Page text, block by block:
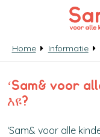
Home Informatie
‘Sam& voor
እዩ?
‘Sam& voor alle